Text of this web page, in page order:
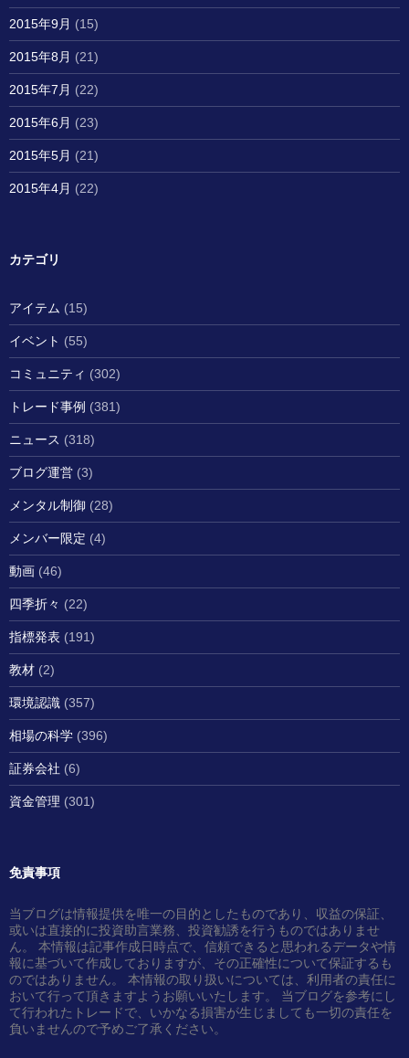
2015年9月 (15)
2015年8月 (21)
2015年7月 (22)
2015年6月 (23)
2015年5月 (21)
2015年4月 (22)
カテゴリ
アイテム (15)
イベント (55)
コミュニティ (302)
トレード事例 (381)
ニュース (318)
ブログ運営 (3)
メンタル制御 (28)
メンバー限定 (4)
動画 (46)
四季折々 (22)
指標発表 (191)
教材 (2)
環境認識 (357)
相場の科学 (396)
証券会社 (6)
資金管理 (301)
免責事項
当ブログは情報提供を唯一の目的としたものであり、収益の保証、
或いは直接的に投資助言業務、投資勧誘を行うものではありませ
ん。 本情報は記事作成日時点で、信頼できると思われるデータや情
報に基づいて作成しておりますが、その正確性について保証するも
のではありません。 本情報の取り扱いについては、利用者の責任に
おいて行って頂きますようお願いいたします。 当ブログを参考にし
て行われたトレードで、いかなる損害が生じましても一切の責任を
負いませんので予めご了承ください。